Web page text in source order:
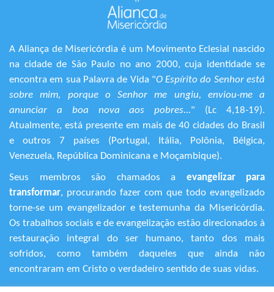
A Aliança de Misericórdia é um Movimento Eclesial nascido
na cidade de São Paulo no ano 2000, cuja identidade se
encontra em sua Palavra de Vida "O Espírito do Senhor está
sobre mim, porque o Senhor me ungiu, enviou-me a
anunciar a boa nova aos pobres..." (Lc 4,18-19).
Atualmente, está presente em mais de 40 cidades do Brasil
e outros 7 países (Portugal, Itália, Polônia, Bélgica,
Venezuela, República Dominicana e Moçambique).
Seus membros são chamados a evangelizar para
transformar, procurando fazer com que todo evangelizado
torne-se um evangelizador e testemunha da Misericórdia.
Os trabalhos sociais e de evangelização estão direcionados à
restauração integral do ser humano, tanto dos mais
sofridos, como também daqueles que ainda não
encontraram em Cristo o verdadeiro sentido de suas vidas.